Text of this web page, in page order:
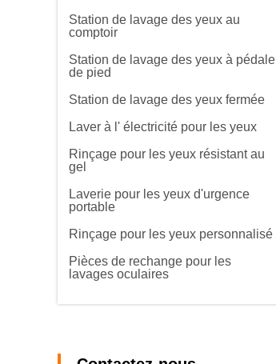
Station de lavage des yeux au
comptoir
Station de lavage des yeux à pédale
de pied
Station de lavage des yeux fermée
Laver à l' électricité pour les yeux
Rinçage pour les yeux résistant au
gel
Laverie pour les yeux d'urgence
portable
Rinçage pour les yeux personnalisé
Pièces de rechange pour les
lavages oculaires